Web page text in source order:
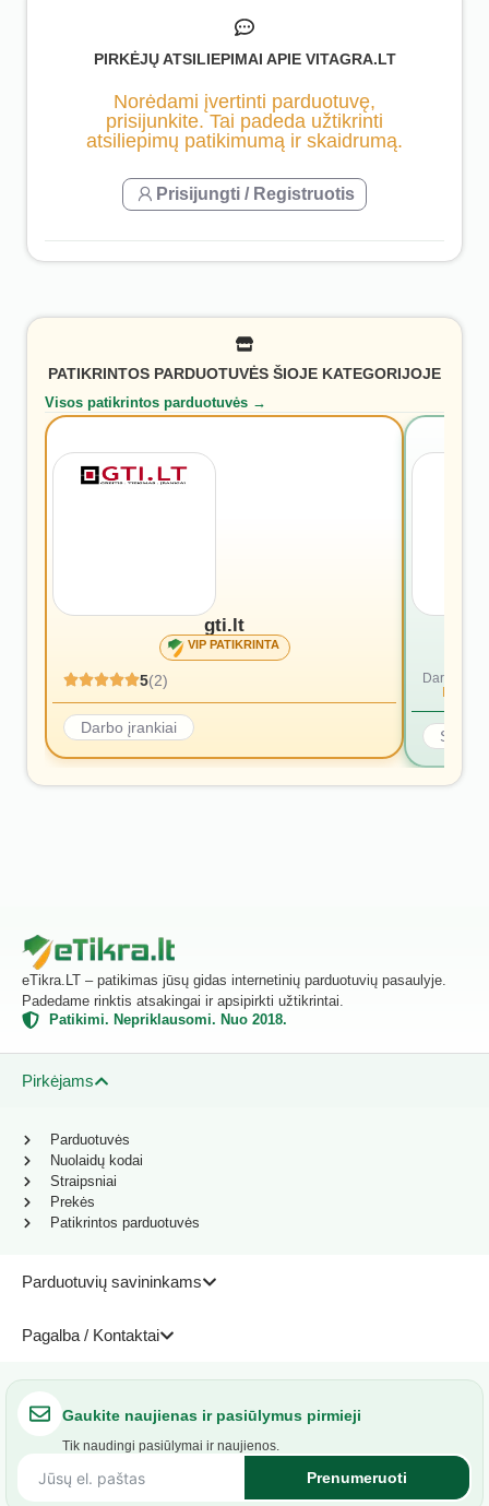
PIRKĖJŲ ATSILIEPIMAI APIE VITAGRA.LT
Norėdami įvertinti parduotuvę,
prisijunkite. Tai padeda užtikrinti
atsiliepimų patikimumą ir skaidrumą.
Prisijungti / Registruotis
PATIKRINTOS PARDUOTUVĖS ŠIOJE KATEGORIJOJE
Visos patikrintos parduotuvės →
gti.lt
VIP PATIKRINTA
5(2)
Darbo įrankiai
Dar nėra
eTikra.LT – patikimas jūsų gidas internetinių parduotuvių pasaulyje.
Padedame rinktis atsakingai ir apsipirkti užtikrintai.
Patikimi. Nepriklausomi. Nuo 2018.
Pirkėjams
Parduotuvių savininkams
Pagalba / Kontaktai
Parduotuvės
Nuolaidų kodai
Straipsniai
Prekės
Patikrintos parduotuvės
Gaukite naujienas ir pasiūlymus pirmieji
Tik naudingi pasiūlymai ir naujienos.
Prenumeruoti